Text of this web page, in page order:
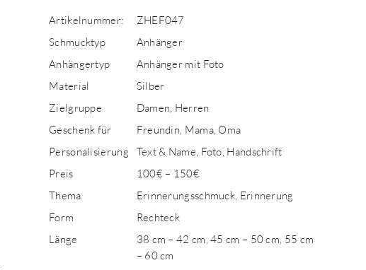
Artikelnummer:
ZHEF047
Schmucktyp
Anhänger
Anhängertyp
Anhänger mit Foto
Material
Silber
Zielgruppe
Damen, Herren
Geschenk für
Freundin, Mama, Oma
Personalisierung
Text & Name, Foto, Handschrift
Preis
100€ – 150€
Thema
Erinnerungsschmuck, Erinnerung
Form
Rechteck
Länge
38 cm – 42 cm, 45 cm – 50 cm, 55 cm
– 60 cm